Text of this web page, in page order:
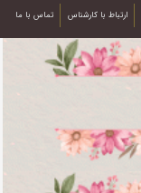
ارتباط با کارشناس تماس با ما